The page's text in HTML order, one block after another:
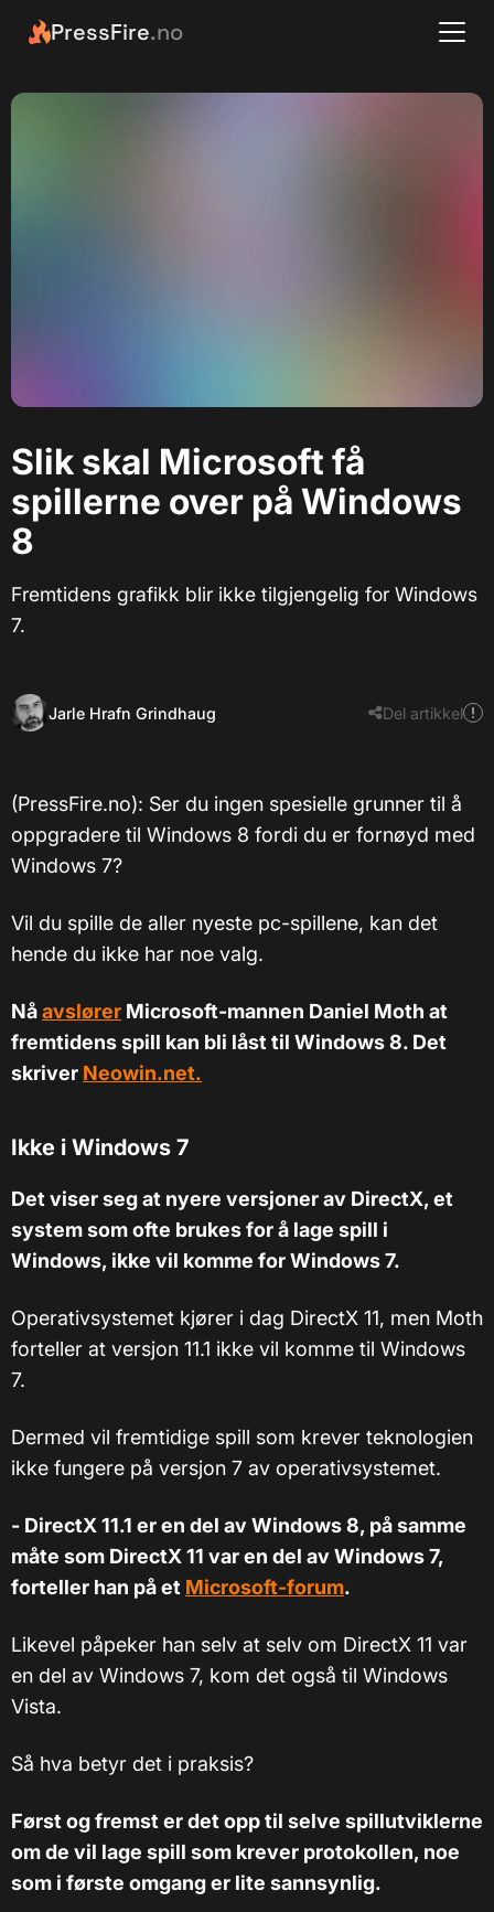
PressFire.no
Slik skal Microsoft få
spillerne over på Windows
8
Fremtidens grafikk blir ikke tilgjengelig for Windows
7.
Jarle Hrafn Grindhaug Del artikkel
(PressFire.no): Ser du ingen spesielle grunner til å
oppgradere til Windows 8 fordi du er fornøyd med
Windows 7?
Vil du spille de aller nyeste pc-spillene, kan det
hende du ikke har noe valg.
Nåavslører Microsoft-mannen Daniel Moth at
fremtidens spill kan bli låst til Windows 8. Det
skriver Neowin.net.
Ikke i Windows 7
Det viser seg at nyere versjoner av DirectX, et
system som ofte brukes for å lage spill i
Windows, ikke vil komme for Windows 7.
Operativsystemet kjører i dag DirectX 11, men Moth
forteller at versjon 11.1 ikke vil komme til Windows
7.
Dermed vil fremtidige spill som krever teknologien
ikke fungere på versjon 7 av operativsystemet.
- DirectX 11.1 er en del av Windows 8, på samme
måte som DirectX 11 var en del av Windows 7,
forteller han på et Microsoft-forum.
Likevel påpeker han selv at selv om DirectX 11 var
en del av Windows 7, kom det også til Windows
Vista.
Så hva betyr det i praksis?
Først og fremst er det opp til selve spillutviklerne
om de vil lage spill som krever protokollen, noe
som i første omgang er lite sannsynlig.